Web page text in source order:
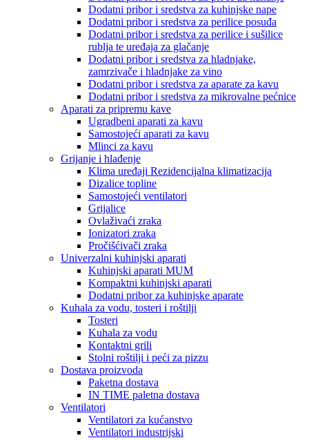
Dodatni pribor i sredstva za kuhinjske nape
Dodatni pribor i sredstva za perilice posuđa
Dodatni pribor i sredstva za perilice i sušilice
rublja te uređaja za glačanje
Dodatni pribor i sredstva za hladnjake,
zamrzivače i hladnjake za vino
Dodatni pribor i sredstva za aparate za kavu
Dodatni pribor i sredstva za mikrovalne pećnice
Aparati za pripremu kave
Ugradbeni aparati za kavu
Samostojeći aparati za kavu
Mlinci za kavu
Grijanje i hlađenje
Klima uređaji Rezidencijalna klimatizacija
Dizalice topline
Samostojeći ventilatori
Grijalice
Ovlaživaći zraka
Ionizatori zraka
Pročišćivači zraka
Univerzalni kuhinjski aparati
Kuhinjski aparati MUM
Kompaktni kuhinjski aparati
Dodatni pribor za kuhinjske aparate
Kuhala za vodu, tosteri i roštilji
Tosteri
Kuhala za vodu
Kontaktni grili
Stolni roštilji i peći za pizzu
Dostava proizvoda
Paketna dostava
IN TIME paletna dostava
Ventilatori
Ventilatori za kućanstvo
Ventilatori industrijski